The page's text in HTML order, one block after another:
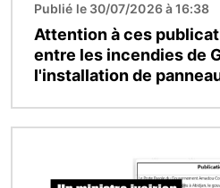
Publié le 30/07/2026 à 16:38
Attention à ces
entre les incendies de
l'installation de